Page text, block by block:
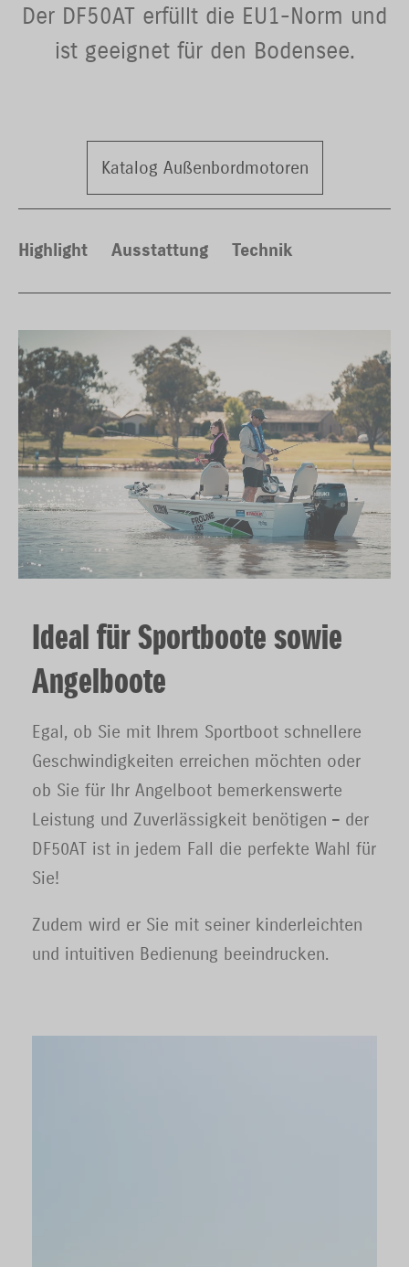
Der DF50AT erfüllt die EU1-Norm und
ist geeignet für den Bodensee.
Katalog Außenbordmotoren
Highlight Ausstattung Technik
Ideal für Sportboote sowie
Angelboote
Egal, ob Sie mit Ihrem Sportboot schnellere
Geschwindigkeiten erreichen möchten oder
ob Sie für Ihr Angelboot bemerkenswerte
Leistung und Zuverlässigkeit benötigen – der
DF50AT ist in jedem Fall die perfekte Wahl für
Sie!
Zudem wird er Sie mit seiner kinderleichten
und intuitiven Bedienung beeindrucken.